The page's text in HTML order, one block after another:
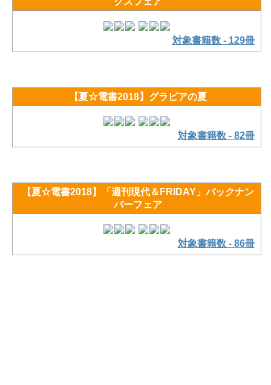
対象書籍数 - 129冊
【夏☆電書2018】グラビアの夏
対象書籍数 - 82冊
【夏☆電書2018】「週刊現代＆FRIDAY」バックナン
バーフェア
対象書籍数 - 86冊